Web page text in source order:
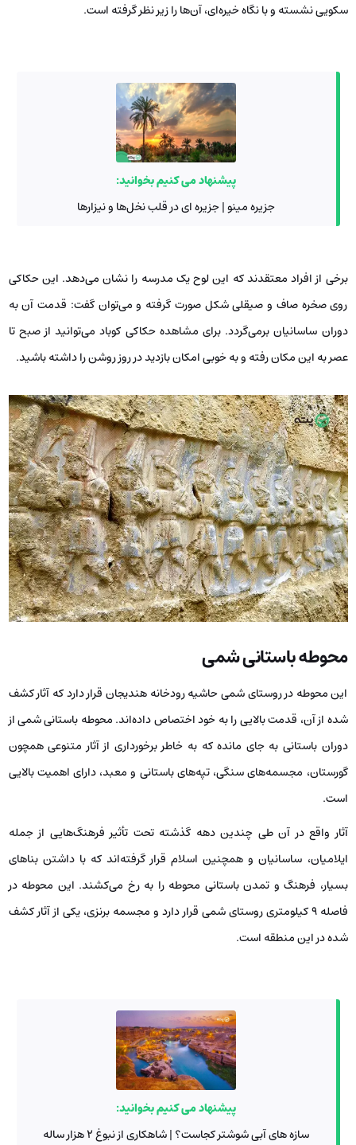
سکویی نشسته و با نگاه خیره‌ای، آن‌ها را زیر نظر گرفته است.
پیشنهاد می کنیم بخوانید:
جزیره مینو | جزیره ای در قلب نخل‌ها و نیزارها
برخی از افراد معتقدند که این لوح یک مدرسه را نشان می‌دهد. این حکاکی
روی صخره صاف و صیقلی شکل صورت گرفته و می‌توان گفت: قدمت آن به
دوران ساسانیان برمی‌گردد. برای مشاهده حکاکی کوباد می‌توانید از صبح تا
عصر به این مکان رفته و به‌ خوبی امکان بازدید در روز روشن را داشته باشید.
محوطه باستانی شمی
این محوطه در روستای شمی حاشیه رودخانه هندیجان قرار دارد که آثار کشف
شده از آن، قدمت بالایی را به خود اختصاص داده‌اند. محوطه باستانی شمی از
دوران باستانی به‌ جای‌ مانده که به‌ خاطر برخورداری از آثار متنوعی همچون
گورستان، مجسمه‌های سنگی، تپه‌های باستانی و معبد، دارای اهمیت بالایی
است.
آثار واقع در آن طی چندین دهه گذشته تحت‌ تأثیر فرهنگ‌هایی از جمله
ایلامیان، ساسانیان و همچنین اسلام قرار گرفته‌اند که با داشتن بناهای
بسیار، فرهنگ و تمدن باستانی محوطه را به رخ می‌کشند. این محوطه در
فاصله 9 کیلومتری روستای شمی قرار دارد و مجسمه برنزی، یکی از آثار کشف
شده در این منطقه است.
پیشنهاد می کنیم بخوانید:
سازه‌ های آبی شوشتر کجاست؟ | شاهکاری از نبوغ ۲ هزار ساله